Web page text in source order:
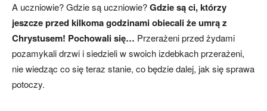
A uczniowie? Gdzie są uczniowie?Gdzie są ci, którzy
jeszcze przed kilkoma godzinami obiecali że umrą z
Chrystusem! Pochowali się… Przerażeni przed żydami
pozamykali drzwi i siedzieli w swoich izdebkach przerażeni,
nie wiedząc co się teraz stanie, co będzie dalej, jak się sprawa
potoczy.